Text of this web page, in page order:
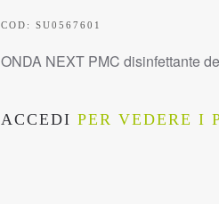
COD: SU0567601
ONDA NEXT PMC disinfettante
ACCEDI PER VEDERE I